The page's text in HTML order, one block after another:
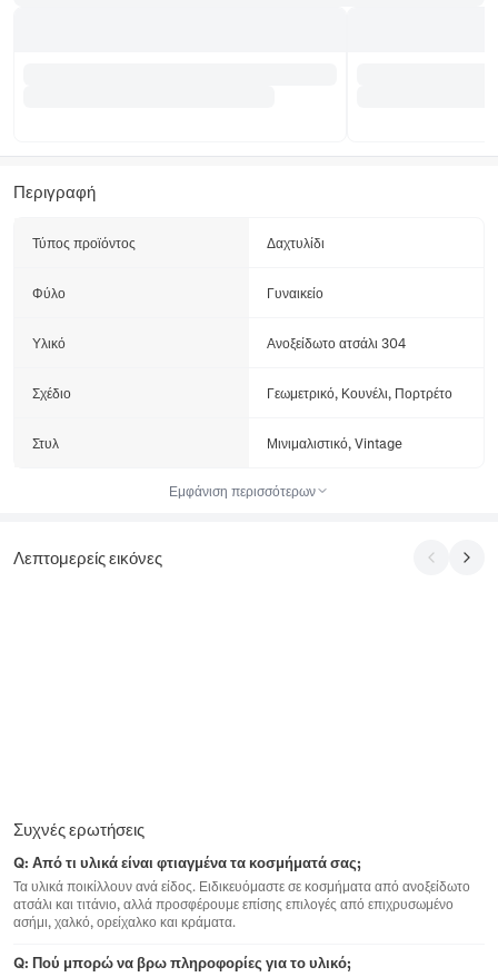
Περιγραφή
Τύπος προϊόντος Δαχτυλίδι
Φύλο Γυναικείο
Υλικό Ανοξείδωτο ατσάλι 304
Σχέδιο Γεωμετρικό, Κουνέλι, Πορτρέτο
Στυλ Μινιμαλιστικό, Vintage
Εμφάνιση περισσότερων
Λεπτομερείς εικόνες
Συχνές ερωτήσεις
Q: Από τι υλικά είναι φτιαγμένα τα κοσμήματά σας;
Τα υλικά ποικίλλουν ανά είδος. Ειδικευόμαστε σε κοσμήματα από ανοξείδωτο
ατσάλι και τιτάνιο, αλλά προσφέρουμε επίσης επιλογές από επιχρυσωμένο
ασήμι, χαλκό, ορείχαλκο και κράματα.
Q: Πού μπορώ να βρω πληροφορίες για το υλικό;